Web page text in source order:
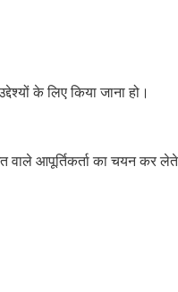
के लिए किया जाना हो।
वाले आपूर्तिकर्ता का चयन कर